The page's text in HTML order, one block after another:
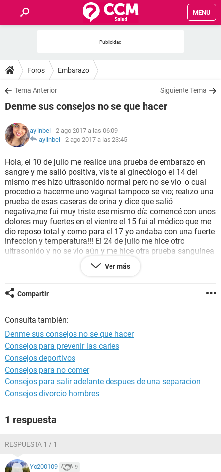
MENU
FOROS
SALUD
NUTRICIÓN
BIENESTAR
SEXUALIDAD
GLOSARIO
Foros Embarazo
Tema Anterior Siguiente Tema
Denme sus consejos no se que hacer
aylinbel - 2 ago 2017 a las 06:09
aylinbel - 2 ago 2017 a las 23:45
Hola, el 10 de julio me realice una prueba de embarazo en
sangre y me salió positiva, visite al ginecólogo el 14 del
mismo mes hizo ultrasonido normal pero no se vio lo cual
procedió a hacerme uno vaginal tampoco se vio; realizó una
prueba de esas caseras de orina y dice que salió
negativa,me fui muy triste ese mismo día comencé con unos
dolores muy fuertes en el vientre el 15 fui al médico que me
dio reposo total y como para el 17 yo andaba con una fuerte
infeccion y temperatura!!! El 24 de julio me hice otro
ultrasonido y no se vio aún y me hice otra prueba sanguínea
la cual salió negativa ese mismo día avise en mi trabajo que
asistiria. Para las 4 de la tarde bajo a orinar (mi casa de 2
y me dieron unos dolores de cadera y unos calambres en el
vientre muy feos sólo me recoste al siguiente día manchaba
incertidumbre dé no saber si estoy o no
Ver más
Compartir
Consulta también:
Denme sus consejos no se que hacer
Consejos para prevenir las caries
Consejos deportivos
Consejos para no comer
Consejos para salir adelante despues de una separacion
Consejos divorcio hombres
1 respuesta
RESPUESTA 1 / 1
Yo200109 9